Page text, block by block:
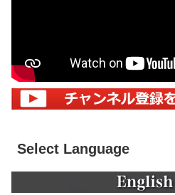
Select Language